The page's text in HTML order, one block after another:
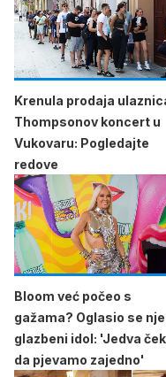
Krenula prodaja
Thompsonov koncert u
Vukovaru: Pogledajte
redove
Bloom već počeo s
gažama? Oglasio se
glazbeni idol: 'Jedva
da pjevamo zajedno'